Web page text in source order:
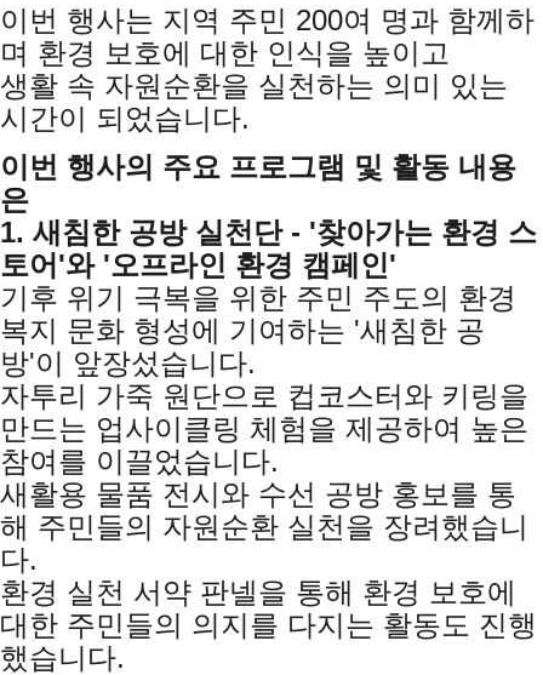
이번 행사는 지역 주민 200여 명과 함께하
며 환경 보호에 대한 인식을 높이고
생활 속 자원순환을 실천하는 의미 있는
시간이 되었습니다.
이번 행사의 주요 프로그램 및 활동 내용
은
1. 새침한 공방 실천단 - '찾아가는 환경 스
토어'와 '오프라인 환경 캠페인'
기후 위기 극복을 위한 주민 주도의 환경
복지 문화 형성에 기여하는 '새침한 공
방'이 앞장섰습니다.
자투리 가죽 원단으로 컵코스터와 키링을
만드는 업사이클링 체험을 제공하여 높은
참여를 이끌었습니다.
새활용 물품 전시와 수선 공방 홍보를 통
해 주민들의 자원순환 실천을 장려했습니
다.
환경 실천 서약 판넬을 통해 환경 보호에
대한 주민들의 의지를 다지는 활동도 진행
했습니다.